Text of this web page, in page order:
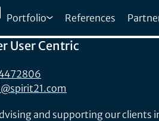
Portfolio References
User Centric
and supporting our